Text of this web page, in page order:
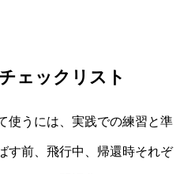
ェックリスト
使うには、実践での練習と準
す前、飛行中、帰還時それぞ